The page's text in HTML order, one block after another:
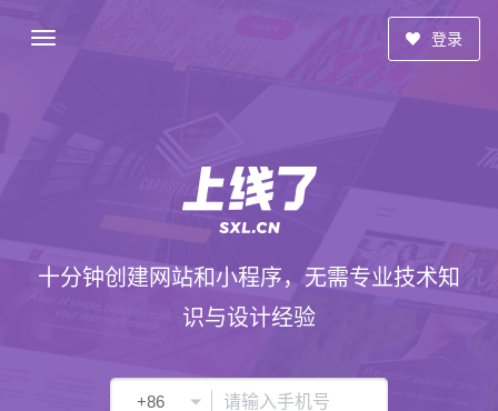
登录
十分钟创建网站和小程序，无需专业技术知
识与设计经验